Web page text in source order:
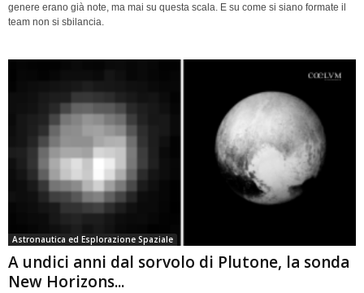
genere erano già note, ma mai su questa scala. E su come si siano formate il
team non si sbilancia.
Astronautica ed Esplorazione Spaziale
A undici anni dal sorvolo di Plutone, la sonda
New Horizons...